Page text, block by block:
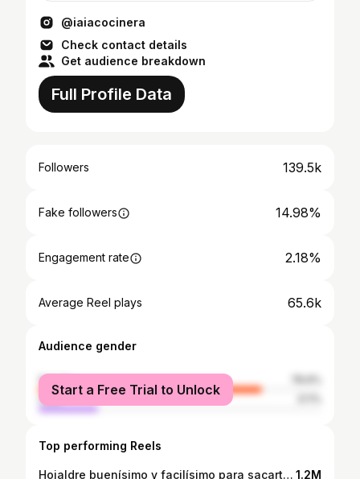
@iaiacocinera
Check contact details
Get audience breakdown
Full Profile Data
Followers 139.5k
Fake followers 14.98%
Engagement rate 2.18%
Average Reel plays 65.6k
Audience gender
female
male
Start a Free Trial to Unlock
Top performing Reels
Hojaldre buenísimo y facilísimo para sacarte de apuros 🤩 #hojaldre #hojaldremantequilla #jamonyork #bacon #queso #huevobatido #horno #200° #20m #recetafacil #recetarapida #merienda #almuerzo #iaiacocinera #iaiainfluencer #iaiavalenciana #iaiapuzol #recetaviral #viral #iaiadepoble 1.2M